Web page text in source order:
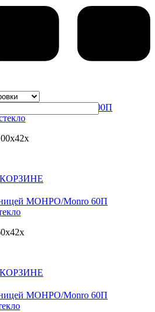
МОНРО/Monro 100П
МОНРО/Monro 60П
МОНРО/Monro 60П